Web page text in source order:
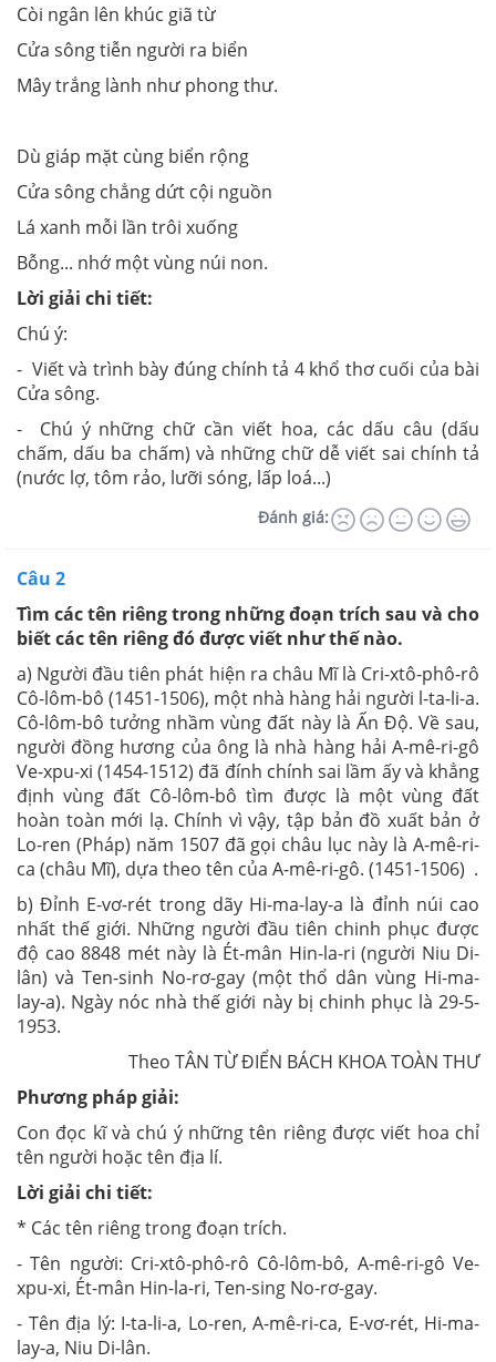
Còi ngân lên khúc giã từ
Cửa sông tiễn người ra biển
Mây trắng lành như phong thư.
Dù giáp mặt cùng biển rộng
Cửa sông chẳng dứt cội nguồn
Lá xanh mỗi lần trôi xuống
Bỗng... nhớ một vùng núi non.
Lời giải chi tiết:
Chú ý:
- Viết và trình bày đúng chính tả 4 khổ thơ cuối của bài
Cửa sông.
- Chú ý những chữ cần viết hoa, các dấu câu (dấu
chấm, dấu ba chấm) và những chữ dễ viết sai chính tả
(nước lợ, tôm rảo, lưỡi sóng, lấp loá...)
Đánh giá:
Câu 2
Tìm các tên riêng trong những đoạn trích sau và cho
biết các tên riêng đó được viết như thế nào.
a) Người đầu tiên phát hiện ra châu Mĩ là Cri-xtô-phô-rô
Cô-lôm-bô (1451-1506), một nhà hàng hải người l-ta-li-a.
Cô-lôm-bô tưởng nhầm vùng đất này là Ấn Độ. Về sau,
người đồng hương của ông là nhà hàng hải A-mê-ri-gô
Ve-xpu-xi (1454-1512) đã đính chính sai lầm ấy và khẳng
định vùng đất Cô-lôm-bô tìm được là một vùng đất
hoàn toàn mới lạ. Chính vì vậy, tập bản đồ xuất bản ở
Lo-ren (Pháp) năm 1507 đã gọi châu lục này là A-mê-ri-
ca (châu Mĩ), dựa theo tên của A-mê-ri-gô. (1451-1506) .
b) Đỉnh E-vơ-rét trong dãy Hi-ma-lay-a là đỉnh núi cao
nhất thế giới. Những người đầu tiên chinh phục được
độ cao 8848 mét này là Ét-mân Hin-la-ri (người Niu Di-
lân) và Ten-sinh No-rơ-gay (một thổ dân vùng Hi-ma-
lay-a). Ngày nóc nhà thế giới này bị chinh phục là 29-5-
1953.
Theo TÂN TỪ ĐIỂN BÁCH KHOA TOÀN THƯ
Phương pháp giải:
Con đọc kĩ và chú ý những tên riêng được viết hoa chỉ
tên người hoặc tên địa lí.
Lời giải chi tiết:
* Các tên riêng trong đoạn trích.
- Tên người: Cri-xtô-phô-rô Cô-lôm-bô, A-mê-ri-gô Ve-
xpu-xi, Ét-mân Hin-la-ri, Ten-sing No-rơ-gay.
- Tên địa lý: I-ta-li-a, Lo-ren, A-mê-ri-ca, E-vơ-rét, Hi-ma-
lay-a, Niu Di-lân.